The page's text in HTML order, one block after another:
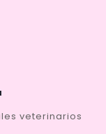
veterinarios